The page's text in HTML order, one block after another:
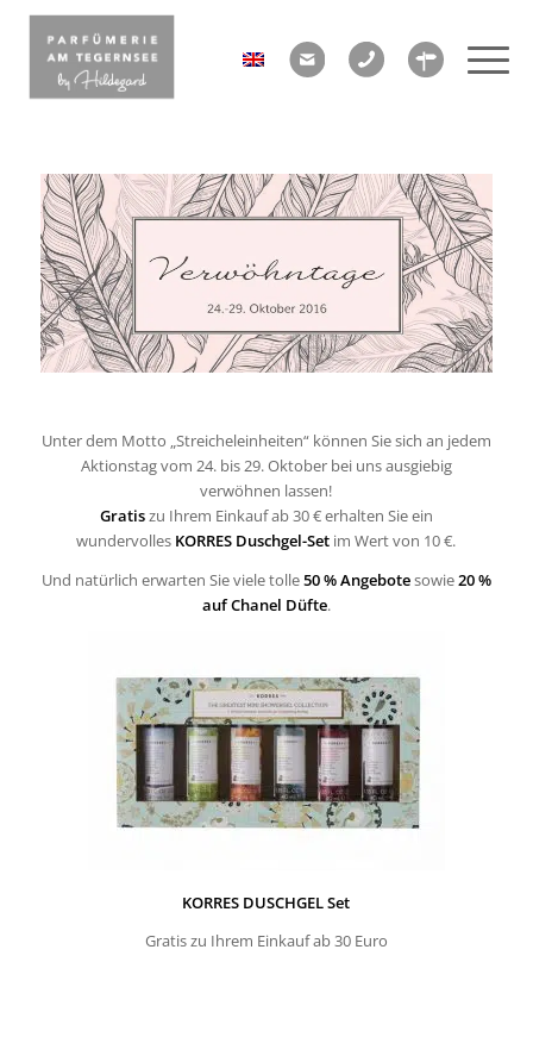
Unter dem Motto „Streicheleinheiten“ können Sie sich an jedem
Aktionstag vom 24. bis 29. Oktober bei uns ausgiebig
verwöhnen lassen!
Gratiszu Ihrem Einkauf ab 30 € erhalten Sie ein
wundervolles KORRES Duschgel-Set im Wert von 10 €.
Und natürlich erwarten Sie viele tolle50 % Angebotesowie20 %
auf Chanel Düfte.
KORRES DUSCHGEL Set
Gratis zu Ihrem Einkauf ab 30 Euro